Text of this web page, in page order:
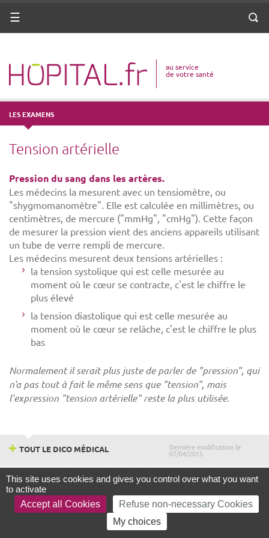
ANNUAIRE
VOTRE SANTÉ
DROITS & DÉMARCHES
MISSIONS
MÉTIERS
Menu
au service
de votre santé
LES EXAMENS
Tension artérielle
Pression du sang dans les artères.
Les médecins la mesurent avec un tensiomètre, ou
"shygmomanomètre". Elle est calculée en millimètres, ou
centimètres, de mercure ("mmHg", "cmHg"). Cette façon
de mesurer la pression vient des anciens appareils utilisant
un tube de verre rempli de mercure.
Les médecins mesurent deux tensions artérielles :
la tension systolique qui est celle mesurée au
moment où le cœur se contracte, c'est le chiffre le
plus élevé
la tension diastolique qui est celle mesurée au
moment où le cœur se relâche, c'est le chiffre le plus
bas
Normalement il serait plus juste de parler de "pression", qui
n'a pas tout à fait le même sens que "tension", mais
l'expression "tension artérielle" reste la plus utilisée.
Dernière modification le
07/04/2015
TOUT LE DICO MÉDICAL
HAUT DE PAGE
Twitter
RECHERCHER DANS LE DICO MÉDICAL
This site uses cookies and gives you control over what you want
to activate
Accept all Cookies
Refuse non-necessary Cookies
My choices